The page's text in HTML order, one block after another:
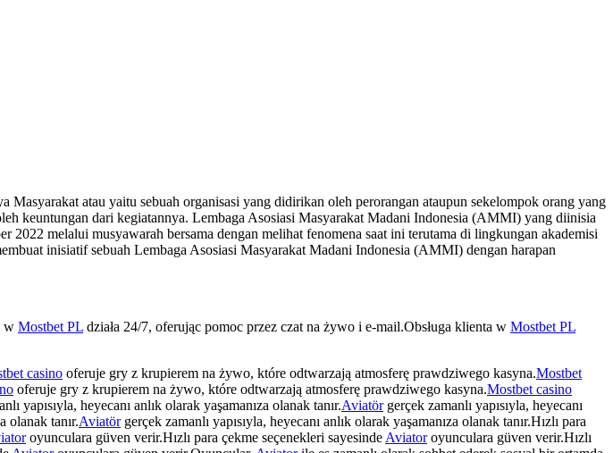
atau yaitu sebuah organisasi yang didirikan oleh perorangan ataupun sekelompok orang yang
keuntungan dari kegiatannya. Lembaga Asosiasi Masyarakat Madani Indonesia (AMMI) yang diinisia
melalui musyawarah bersama dengan melihat fenomena saat ini terutama di lingkungan akademisi
inisiatif sebuah Lembaga Asosiasi Masyarakat Madani Indonesia (AMMI) dengan harapan
w Mostbet PL działa 24/7, oferując pomoc przez czat na żywo i e-mail.Obsługa klienta w Mostbet PL
casino oferuje gry z krupierem na żywo, które odtwarzają atmosferę prawdziwego kasyna.Mostbet
oferuje gry z krupierem na żywo, które odtwarzają atmosferę prawdziwego kasyna.Mostbet casino
yapısıyla, heyecanı anlık olarak yaşamanıza olanak tanır.Aviatörgerçek zamanlı yapısıyla, heyecanı
olanak tanır.Aviatörgerçek zamanlı yapısıyla, heyecanı anlık olarak yaşamanıza olanak tanır.Hızlı para
oyunculara güven verir.Hızlı para çekme seçenekleri sayesindeAviatoroyunculara güven verir.Hızlı